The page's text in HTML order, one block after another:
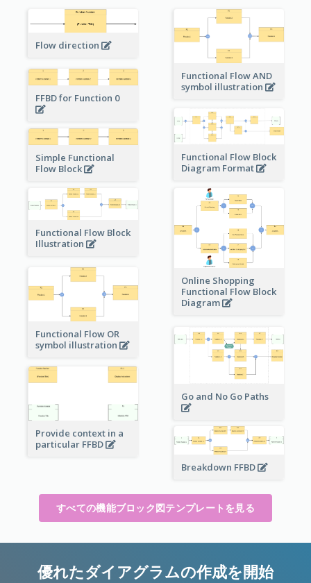
Flow direction
Functional Flow AND
symbol illustration
FFBD for Function 0
Functional Flow Block
Diagram Format
Simple Functional
Flow Block
Functional Flow Block
Illustration
Online Shopping
Functional Flow Block
Diagram
Functional Flow OR
symbol illustration
Go and No Go Paths
Provide context in a
particular FFBD
Breakdown FFBD
すべての機能ブロック図テンプレートを見る
優れたダイアグラムの作成を開始